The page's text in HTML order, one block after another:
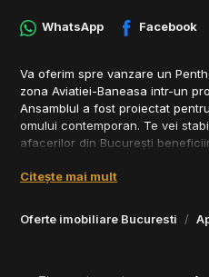
Oferte imobiliare Bucuresti
WhatsApp Facebook
Va oferim spre vanzare un
zona Aviatiei-Baneasa intr-un
Ansamblul a fost proiectat
omului contemporan. Te vei
afacerilor din București
săli de fitness și numeroase alte
Citește mai mult